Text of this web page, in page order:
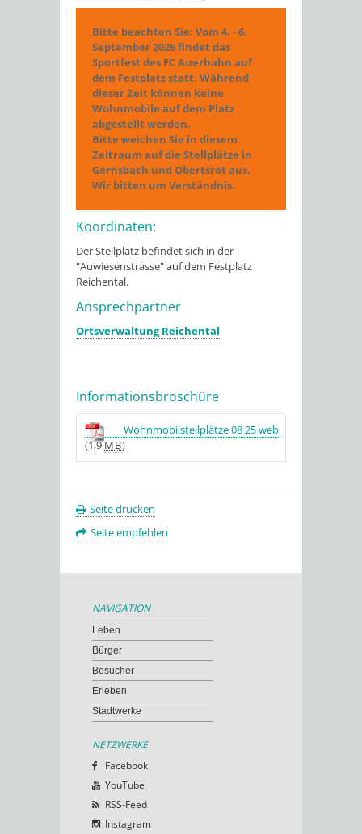
Bitte beachten Sie: Vom 4. - 6.
September 2026 findet das
Sportfest des FC Auerhahn auf
dem Festplatz statt. Während
dieser Zeit können keine
Wohnmobile auf dem Platz
abgestellt werden.
Bitte weichen Sie in diesem
Zeitraum auf die Stellplätze in
Gernsbach und Obertsrot aus.
Wir bitten um Verständnis.
Koordinaten:
Der Stellplatz befindet sich in der
"Auwiesenstrasse" auf dem Festplatz
Reichental.
Ansprechpartner
Ortsverwaltung Reichental
Informationsbroschüre
Wohnmobilstellplätze 08 25 web
(1,9MB)
Seite drucken
Seite empfehlen
NAVIGATION
Leben
Bürger
Besucher
Erleben
Stadtwerke
NETZWERKE
Facebook
YouTube
RSS-Feed
Instagram